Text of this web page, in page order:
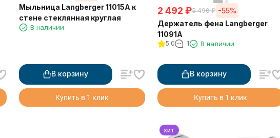
Мыльница Langberger 11015A к
стене стеклянная круглая
В наличии
В корзину
Купить в 1 клик
2 492 ₽5 490 ₽ -55%
Держатель фена Langberger
11091A
5.0 1 В наличии
В корзину
Купить в 1 клик
хит